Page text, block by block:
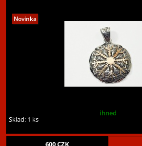
ihned
Sklad: 1 ks
600CZK